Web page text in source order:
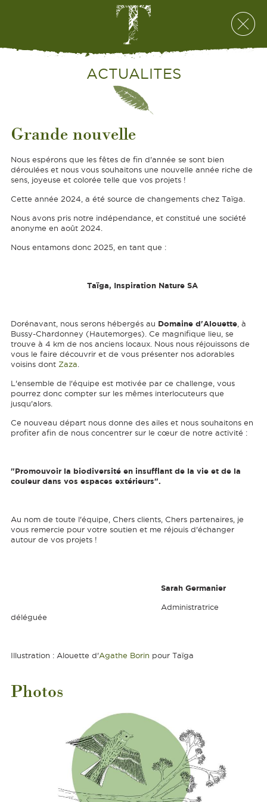
ACTUALITES
Grande nouvelle
Nous espérons que les fêtes de fin d'année se sont bien
déroulées et nous vous souhaitons une nouvelle année riche de
sens, joyeuse et colorée telle que vos projets !
Cette année 2024, a été source de changements chez Taïga.
Nous avons pris notre indépendance, et constitué une société
anonyme en août 2024.
Nous entamons donc 2025, en tant que :
Taïga, Inspiration Nature SA
Dorénavant, nous serons hébergés au Domaine d'Alouette, à
Bussy-Chardonney (Hautemorges). Ce magnifique lieu, se
trouve à 4 km de nos anciens locaux. Nous nous réjouissons de
vous le faire découvrir et de vous présenter nos adorables
voisins dont Zaza
L'ensemble de l'équipe est motivée par ce challenge, vous
pourrez donc compter sur les mêmes interlocuteurs que
jusqu'alors.
Ce nouveau départ nous donne des ailes et nous souhaitons en
profiter afin de nous concentrer sur le cœur de notre activité :
"Promouvoir la biodiversité en insufflant de la vie et de la
couleur dans vos espaces extérieurs".
Au nom de toute l'équipe, Chers clients, Chers partenaires, je
vous remercie pour votre soutien et me réjouis d'échanger
autour de vos projets !
Sarah Germanier
Administratrice
déléguée
Illustration : Alouette d'Agathe Borin pour Taïga
Photos